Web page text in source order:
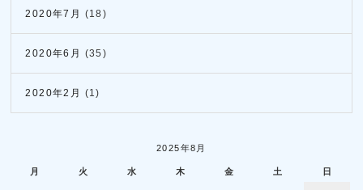
2020年7月 (18)
2020年6月 (35)
2020年2月 (1)
2025年8月
月 火 水 木 金 土 日